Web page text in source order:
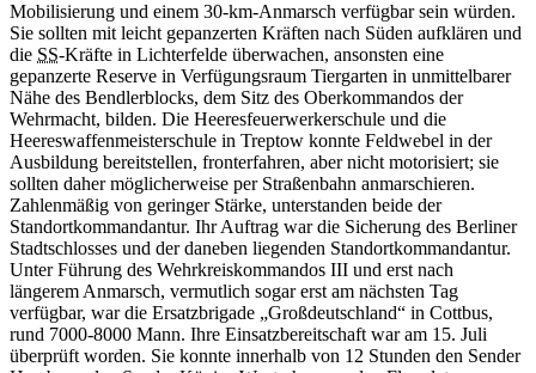
KomplexeOperation:die Planungen für das
Unternehmen "Walküre"inBerlin